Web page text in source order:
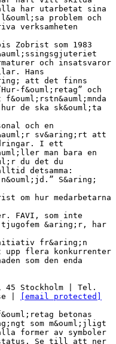
har utarbetat sina
problem och
verksamheten
Zobrist som 1983
och insatsvaror
Hans
att det finns
f&ouml;retag” och
de ska sk&ouml;ta
och en
sv&aring;rt att
I ett
man bara en
du det du
detsamma:
S&aring;
om hur medarbetarna
FAVI, som inte
&aring;r, har
fr&aring;n
upp flera konkurrenter
som den enda
45 Stockholm | Tel.
|
[email protected]
betonas
som m&ouml;jligt
former av symboler
Se till att ner